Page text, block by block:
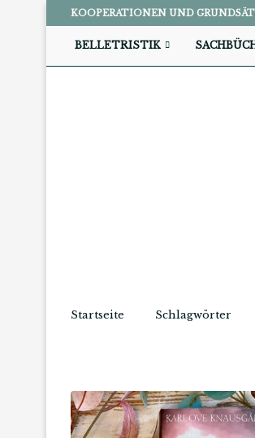
KOOPERATIONEN UND
BELLETRISTIK
Startseite Schlagwörter